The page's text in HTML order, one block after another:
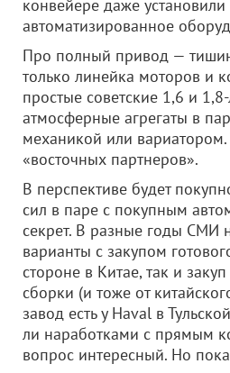
конвейере даже
автоматизированное
Про полный привод —
только линейка моторов и
простые советские 1,6 и
атмосферные агрегаты в
механикой или
«восточных партнеров».
В перспективе будет
сил в паре с покупным
секрет. В разные годы СМИ
варианты с закупом
стороне в Китае, так и
сборки (и тоже от
завод есть у Haval в
ли наработками с прямым
вопрос интересный. Но пока